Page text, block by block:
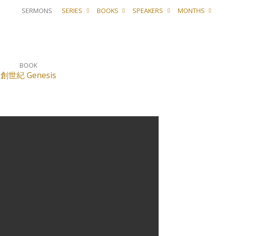
SERMONS SERIES BOOKS SPEAKERS MONTHS
BOOK
創世紀 Genesis